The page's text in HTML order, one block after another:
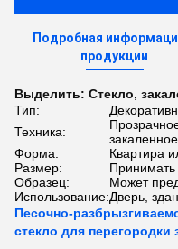
Подробная
продукции
Выделить: Стекло,
Тип:
Техника:
Форма:
Квартира
Размер:
Принимать
Образец:
Может
Использование:Дверь,
Песочно-
стекло для